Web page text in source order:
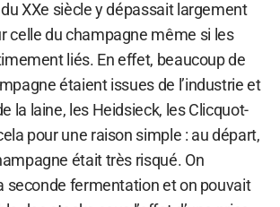
XXe siècle y dépassait largement
celle du champagne même si les
liés. En effet, beaucoup de
étaient issues de l’industrie et
la laine, les Heidsieck, les Clicquot-
pour une raison simple : au départ,
était très risqué. On
seconde fermentation et on pouvait